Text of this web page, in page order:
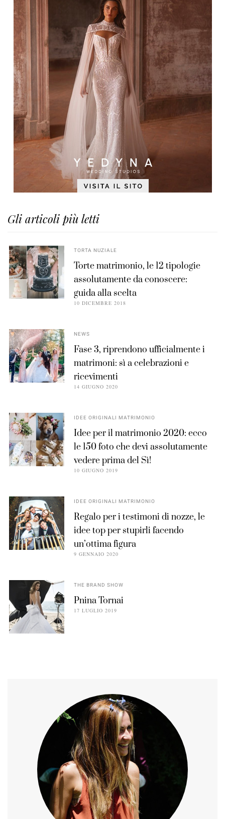
Gli articoli più letti
TORTA NUZIALE
Torte matrimonio, le 12 tipologie
assolutamente da conoscere:
guida alla scelta
10 DICEMBRE 2018
NEWS
Fase 3, riprendono ufficialmente i
matrimoni: sì a celebrazioni e
ricevimenti
14 GIUGNO 2020
IDEE ORIGINALI MATRIMONIO
Idee per il matrimonio 2020: ecco
le 150 foto che devi assolutamente
vedere prima del Sì!
10 GIUGNO 2019
IDEE ORIGINALI MATRIMONIO
Regalo per i testimoni di nozze, le
idee top per stupirli facendo
un’ottima figura
9 GENNAIO 2020
THE BRAND SHOW
Pnina Tornai
17 LUGLIO 2019